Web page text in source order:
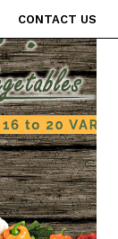
CONTACT US